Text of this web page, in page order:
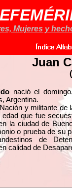
Mujeres y
Juan
(
nació el
Argentina.
y militante de
que fue
la ciudad de
o prueba de su
de
calidad de